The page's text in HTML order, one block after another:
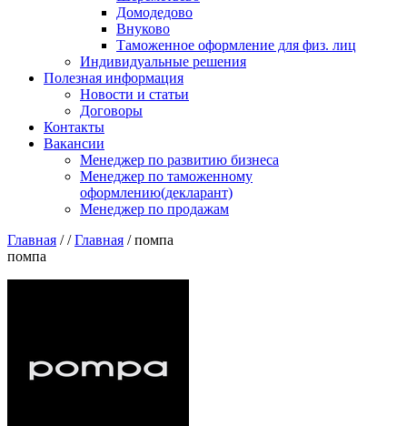
Домодедово
Внуково
Таможенное оформление для физ. лиц
Индивидуальные решения
Полезная информация
Новости и статьи
Договоры
Контакты
Вакансии
Менеджер по развитию бизнеса
Менеджер по таможенному
оформлению(декларант)
Менеджер по продажам
Главная //Главная /помпа
помпа